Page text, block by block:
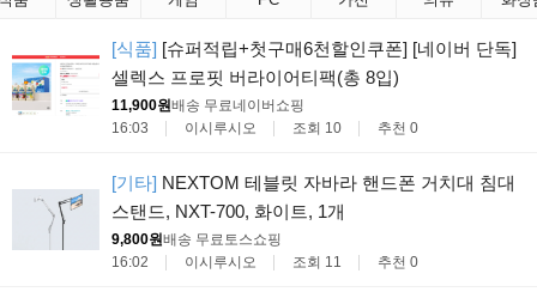
[식품] [슈퍼적립+첫구매6천할인쿠폰] [네이버 단독]
셀렉스 프로핏 버라이어티팩(총 8입)
11,900원배송 무료네이버쇼핑
16:03
이시루시오 조회 10 추천 0
[기타] NEXTOM 테블릿 자바라 핸드폰 거치대 침대
스탠드, NXT-700, 화이트, 1개
9,800원배송 무료 토스쇼핑
16:02
이시루시오 조회 11 추천 0